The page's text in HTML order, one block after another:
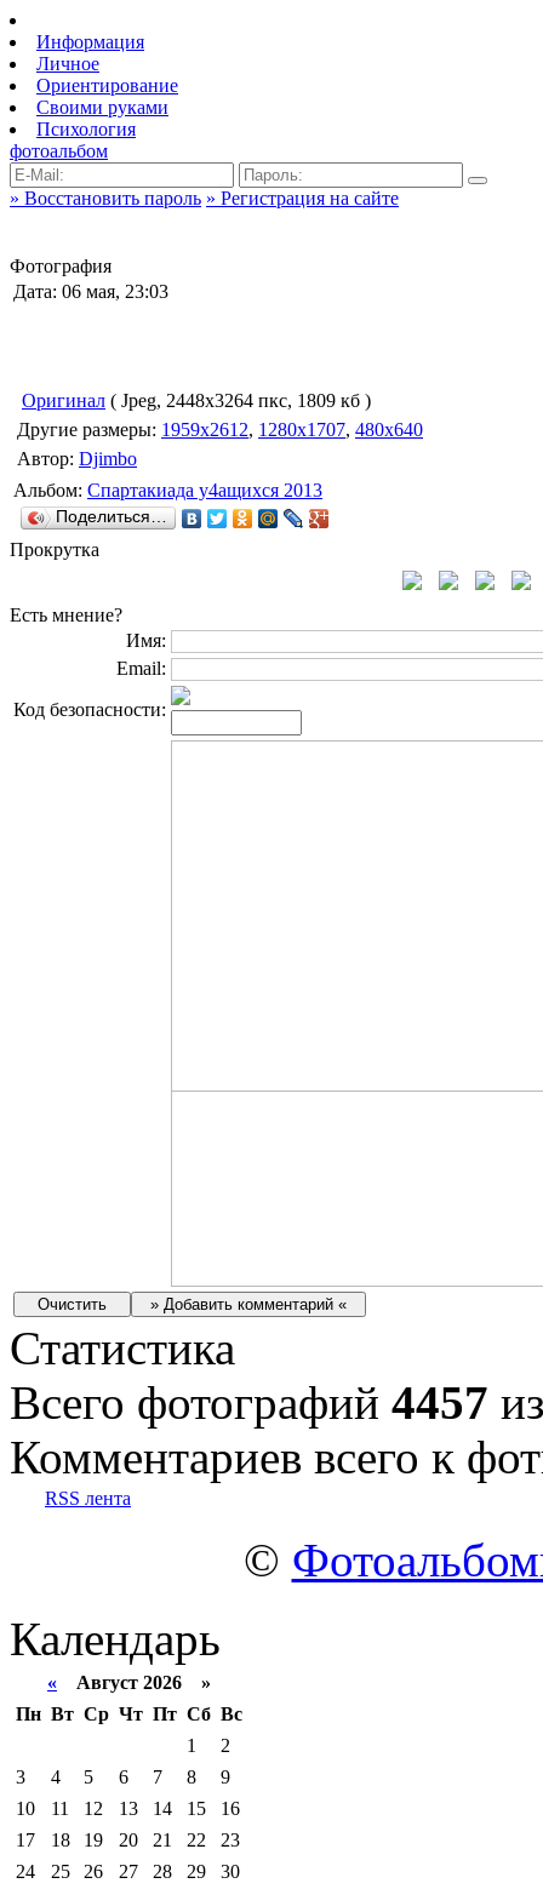
Информация
Личное
Ориентирование
Своими руками
Психология
фотоальбом
» Восстановить пароль » Регистрация на сайте
Фотография
Дата: 06 мая, 23:03
Оригинал ( Jpeg, 2448x3264 пкс, 1809 кб )
Другие размеры: 1959x2612, 1280x1707, 480x640
Автор: Djimbo
Альбом: Спартакиада у4ащихся 2013
Поделиться…
Прокрутка
Есть мнение?
Имя:
Email:
Код безопасности:
Статистика
Всего фотографий 4457
Комментариев всего к
RSS лента
©
Календарь
« Август 2026 »
Пн Вт Ср Чт Пт Сб Вс
1
2
3
4 5 6 7 8
9
10
11 12 13 14 15
16
17
18 19 20 21 22
23
24
25 26 27 28 29
30